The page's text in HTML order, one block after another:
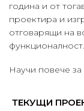
година и от
проектира и
отговарящи на
функционалност.
Научи повече за
ТЕКУЩИ